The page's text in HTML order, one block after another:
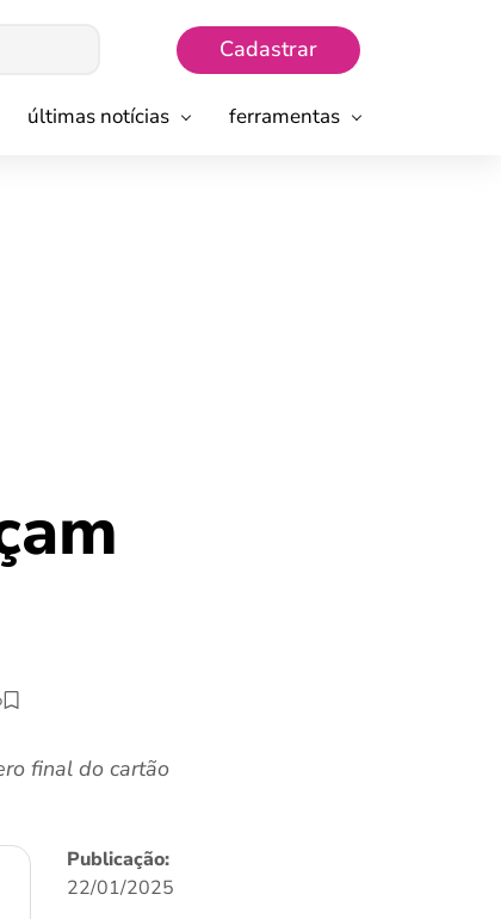
Cadastrar
últimas notícias ferramentas
final do cartão
Publicação:
22/01/2025